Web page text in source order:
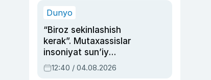
Dunyo
“Biroz sekinlashish
kerak”. Mutaxassislar
insoniyat sun’iy
intellektni boshqara
olmay qolishidan xavotir
12:40 / 04.08.2026